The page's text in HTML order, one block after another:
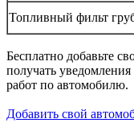
Топливный фильт
Бесплатно добавьте
получать
работ по автомобилю.
Добавить свой